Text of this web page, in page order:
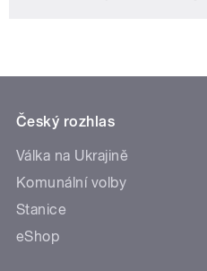
Český rozhlas
Válka na Ukrajině
Komunální volby
Stanice
eShop